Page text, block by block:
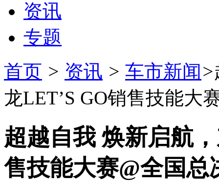
资讯
专题
首页 > 资讯 > 车市新闻>
龙LET’S GO销售技能大
超越自我 焕新启航
售技能大赛@全国总